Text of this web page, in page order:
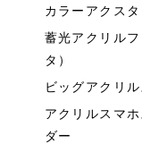
カラーアクスタ
蓄光アクリル
タ）
ビッグアクリ
アクリルスマ
ダー